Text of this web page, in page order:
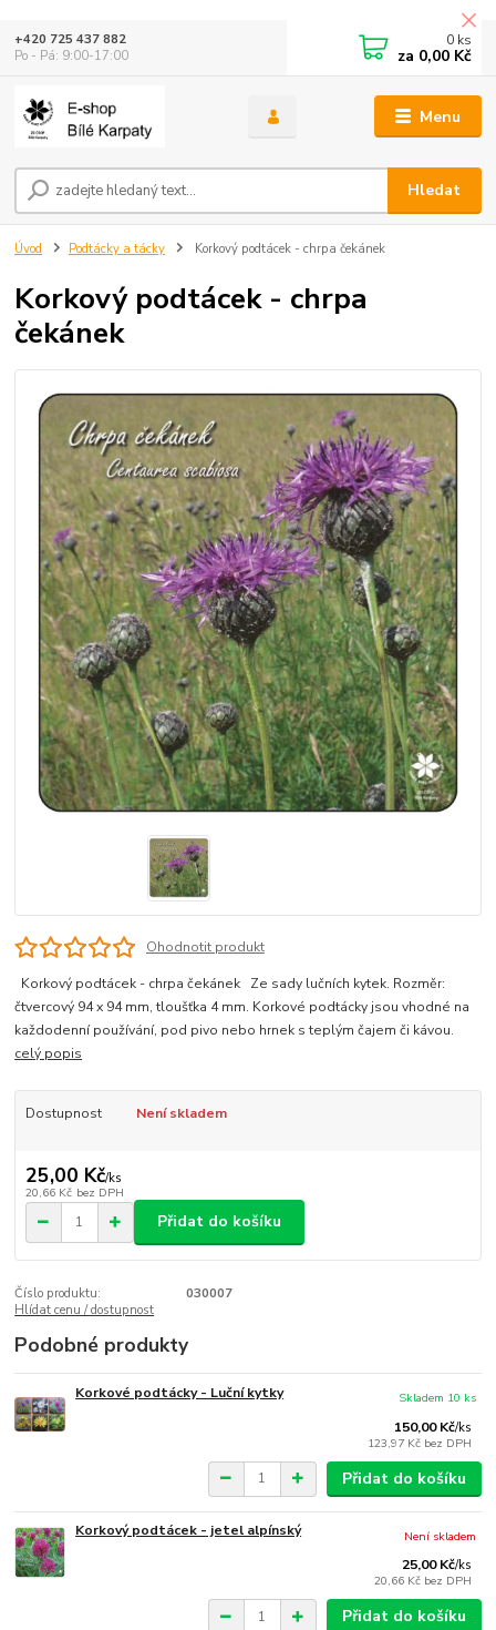
Menu
Hledat
+420 725 437 882
Po - Pá: 9:00-17:00
0 ks
za 0,00 Kč
Úvod Podtácky a tácky Korkový podtácek - chrpa čekánek
Korkový podtácek - chrpa
čekánek
Ohodnotit produkt
Korkový podtácek - chrpa čekánek Ze sady lučních kytek. Rozměr:
čtvercový 94 x 94 mm, tloušťka 4 mm. Korkové podtácky jsou vhodné na
každodenní používání, pod pivo nebo hrnek s teplým čajem či kávou.
celý popis
Dostupnost Není skladem
25,00 Kč/ks
20,66 Kč bez DPH
Přidat do košíku
Číslo produktu:
030007
Hlídat cenu / dostupnost
Podobné produkty
Korkové podtácky - Luční kytky
150,00 Kč/ks
123,97 Kč bez DPH
Skladem 10 ks
Přidat do košíku
Korkový podtácek - jetel alpínský
25,00 Kč/ks
20,66 Kč bez DPH
Není skladem
Přidat do košíku